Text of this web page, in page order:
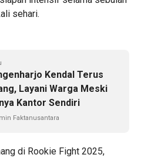
sehari.
Kendal Terus
Layani Warga Meski
Kantor Sendiri
Faktanusantara
di Rookie Fight 2025,